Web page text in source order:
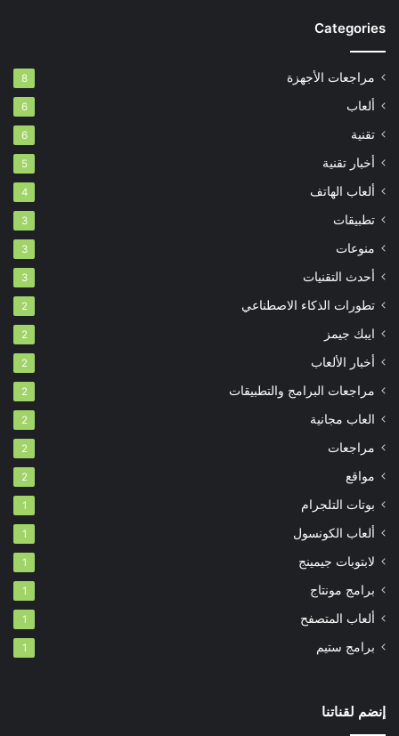
Categories
مراجعات الأجهزة 8
ألعاب 6
تقنية 6
أخبار تقنية 5
ألعاب الهاتف 4
تطبيقات 3
منوعات 3
أحدث التقنيات 3
تطورات الذكاء الاصطناعي 2
ايبك جيمز 2
أخبار الألعاب 2
مراجعات البرامج والتطبيقات 2
العاب مجانية 2
مراجعات 2
مواقع 2
بوتات التلجرام 1
ألعاب الكونسول 1
لابتوبات جيمينج 1
برامج مونتاج 1
ألعاب المتصفح 1
برامج ستيم 1
إنضم لقناتنا